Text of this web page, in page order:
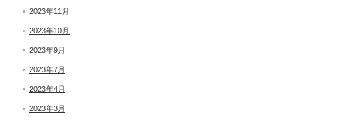
2023年11月
2023年10月
2023年9月
2023年7月
2023年4月
2023年3月